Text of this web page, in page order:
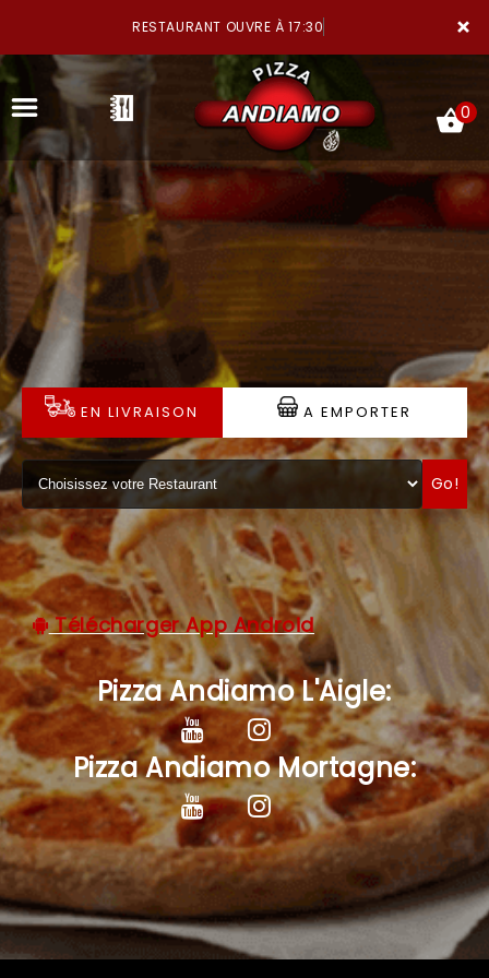
×
RESTAURANT OUVRE À 17:30
ACCUEIL
LA CARTE
NOTRE RESTAURANT
VOS AVIS
MENTIONS LÉGALES
0
EN LIVRAISON A EMPORTER
Go!
Télécharger App Android
Pizza Andiamo L'Aigle:
Pizza Andiamo Mortagne: